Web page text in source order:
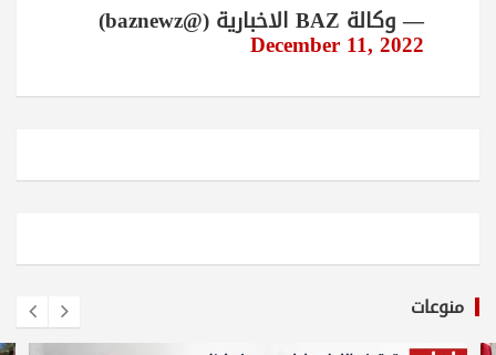
— وكالة BAZ الاخبارية (@baznewz)
December 11, 2022
منوعات